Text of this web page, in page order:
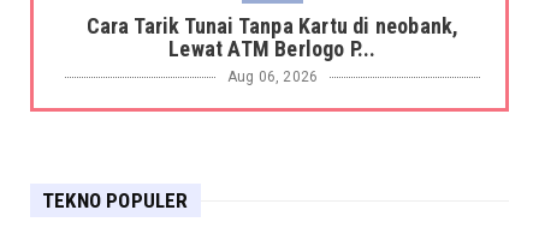
Cara Tarik Tunai Tanpa Kartu di neobank,
Lewat ATM Berlogo P...
Aug 06, 2026
BISNIS
TEKNO POPULER